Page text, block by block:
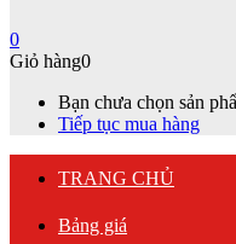
0
Giỏ hàng0
Bạn chưa chọn sản
Tiếp tục mua hàng
TRANG CHỦ
Bảng giá